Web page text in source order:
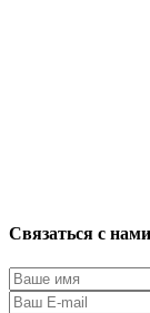
Связаться с нами